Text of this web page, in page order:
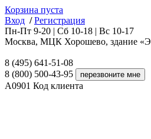
Корзина пуста
Вход / Регистрация
Пн-Пт 9-20 | Сб 10-18 | Вс 10-17
Москва, МЦК Хорошево, здание
8 (495) 641-51-08
8 (800) 500-43-95
A0901 Код клиента